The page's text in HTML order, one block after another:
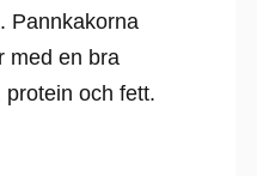
Pannkakorna
med en bra
och fett.